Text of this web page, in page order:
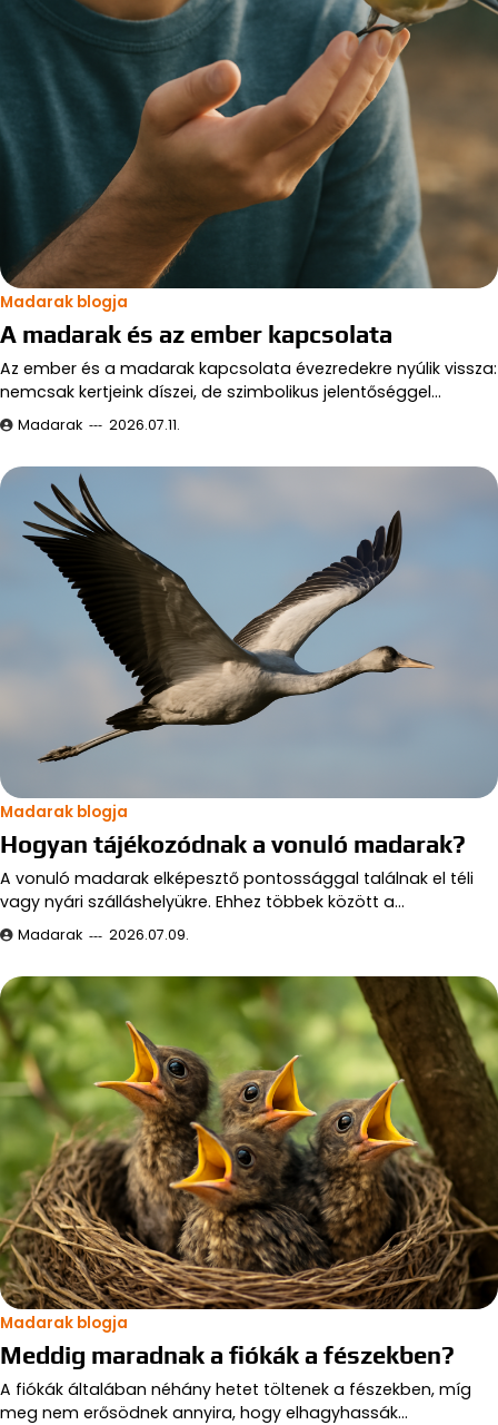
Madarak blogja
A madarak és az ember kapcsolata
Az ember és a madarak kapcsolata évezredekre nyúlik vissza:
nemcsak kertjeink díszei, de szimbolikus jelentőséggel…
Madarak 2026.07.11.
Madarak blogja
Hogyan tájékozódnak a vonuló madarak?
A vonuló madarak elképesztő pontossággal találnak el téli
vagy nyári szálláshelyükre. Ehhez többek között a…
Madarak 2026.07.09.
Madarak blogja
Meddig maradnak a fiókák a fészekben?
A fiókák általában néhány hetet töltenek a fészekben, míg
meg nem erősödnek annyira, hogy elhagyhassák…